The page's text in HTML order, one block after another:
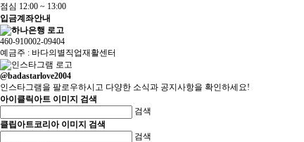
점심 12:00 ~ 13:00
입금계좌안내
460-910002-09404
예금주 : 바다의별직업재활센터
@badastarlove2004
인스타그램을 팔로우하시고 다양한 소식과 공지사항을 확인하세요!
아이클릭아트 이미지 검색
검색
클립아트코리아 이미지 검색
검색